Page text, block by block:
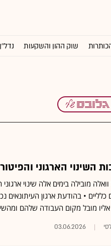
שוק ההון והשקעות
השינוי הארגוני
מובילה בימים אלה שינוי
כלליים • בהודעת ארגון
אליו מובל מקום העבודה שלהם
03.06.2026